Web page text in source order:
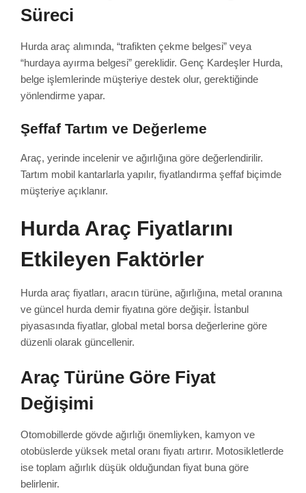
Süreci
Hurda araç alımında, “trafikten çekme belgesi” veya
“hurdaya ayırma belgesi” gereklidir. Genç Kardeşler Hurda,
belge işlemlerinde müşteriye destek olur, gerektiğinde
yönlendirme yapar.
Şeffaf Tartım ve Değerleme
Araç, yerinde incelenir ve ağırlığına göre değerlendirilir.
Tartım mobil kantarlarla yapılır, fiyatlandırma şeffaf biçimde
müşteriye açıklanır.
Hurda Araç Fiyatlarını
Etkileyen Faktörler
Hurda araç fiyatları, aracın türüne, ağırlığına, metal oranına
ve güncel hurda demir fiyatına göre değişir. İstanbul
piyasasında fiyatlar, global metal borsa değerlerine göre
düzenli olarak güncellenir.
Araç Türüne Göre Fiyat
Değişimi
Otomobillerde gövde ağırlığı önemliyken, kamyon ve
otobüslerde yüksek metal oranı fiyatı artırır. Motosikletlerde
ise toplam ağırlık düşük olduğundan fiyat buna göre
belirlenir.